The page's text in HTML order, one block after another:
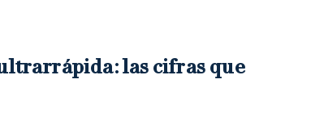
las cifras que